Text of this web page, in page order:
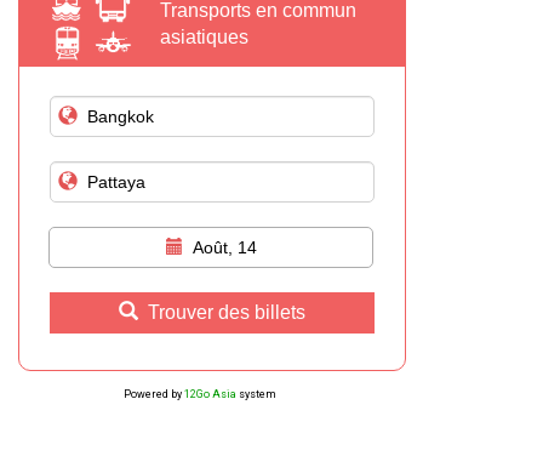
Transports en commun
asiatiques
Août, 14
Trouver des billets
Powered by 12Go Asia system